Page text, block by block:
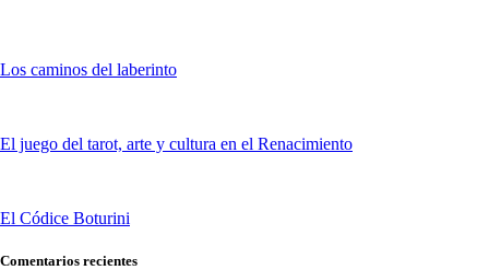
Los caminos del laberinto
El juego del tarot, arte y cultura en el Renacimiento
El Códice Boturini
Comentarios recientes